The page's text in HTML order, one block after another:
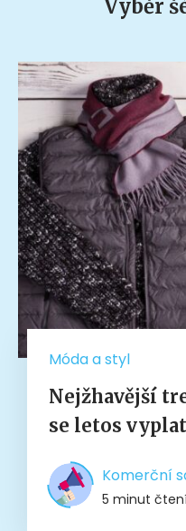
Výběr
Móda a styl
Nejžhavější
se letos
Komerční
5 minut